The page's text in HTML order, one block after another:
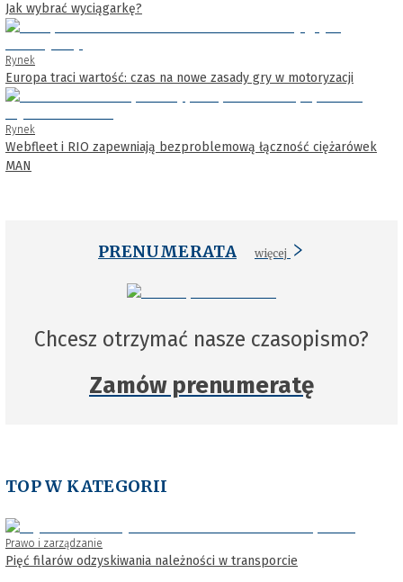
Jak wybrać wyciągarkę?
Rynek
Europa traci wartość: czas na nowe zasady gry w motoryzacji
Rynek
Webfleet i RIO zapewniają bezproblemową łączność ciężarówek
MAN
PRENUMERATA więcej
Chcesz otrzymać nasze czasopismo?
Zamów prenumeratę
TOP W KATEGORII
Prawo i zarządzanie
Pięć filarów odzyskiwania należności w transporcie